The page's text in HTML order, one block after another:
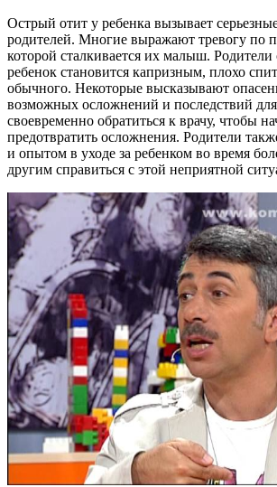
Острый отит у ребенка вызывает
родителей. Многие выражают тревогу по
которой сталкивается их малыш. Родители
ребенок становится капризным, плохо
обычного. Некоторые высказывают
возможных осложнений и последствий
своевременно обратиться к врачу, чтобы
предотвратить осложнения. Родители
и опытом в уходе за ребенком во время
другим справиться с этой неприятной